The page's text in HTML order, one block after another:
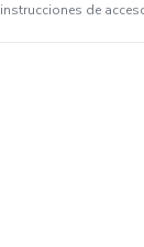
instrucciones de